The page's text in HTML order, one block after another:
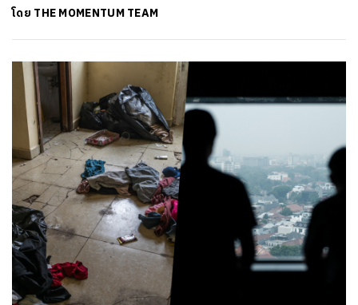
โดย THE MOMENTUM TEAM